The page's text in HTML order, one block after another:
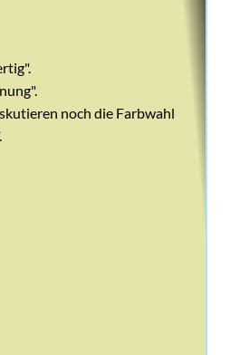
noch die Farbwahl